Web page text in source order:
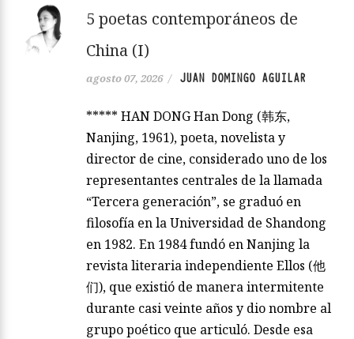
5 poetas contemporáneos de
China (I)
agosto 07, 2026 / JUAN DOMINGO AGUILAR
***** HAN DONG Han Dong (韩东,
Nanjing, 1961), poeta, novelista y
director de cine, considerado uno de los
representantes centrales de la llamada
“Tercera generación”, se graduó en
filosofía en la Universidad de Shandong
en 1982. En 1984 fundó en Nanjing la
revista literaria independiente Ellos (他
们), que existió de manera intermitente
durante casi veinte años y dio nombre al
grupo poético que articuló. Desde esa